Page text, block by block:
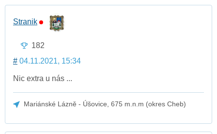
Stranik
182
# 04.11.2021, 15:34
Nic extra u nás ...
Mariánské Lázně - Úšovice, 675 m.n.m (okres Cheb)